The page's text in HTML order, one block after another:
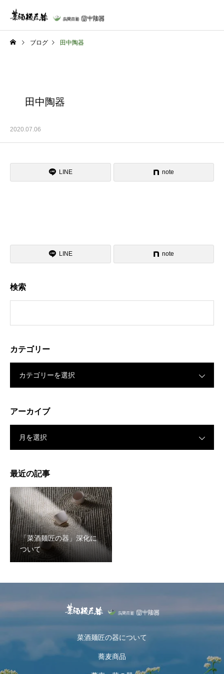
ブログ 田中陶器
田中陶器
2020.07.06
LINE note
LINE note
検索
カテゴリー
カテゴリーを選択
アーカイブ
月を選択
最近の記事
「菜酒麺匠の器」深化に
ついて
菜酒麺匠の器について
蕎麦商品